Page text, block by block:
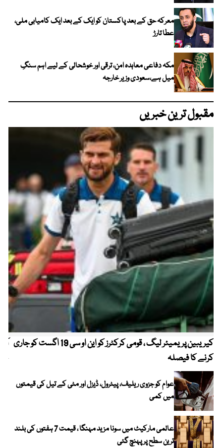
معرکہ حق کے بعد پاکستان کو ایک کے بعد ایک کامیابی ملی،
عطا تارڑ
مکہ دفاعی معاہدہ امن، ترقی اور خوشحالی کے لیے اہم سنگِ
میل ہے،سعودی وزیر خارجہ
مقبول ترین خبریں
کیریبین پریمیئر لیگ ، قومی کرکٹرز کو این او سی 19 اگست کو جاری
کرنے کا فیصلہ
عوام کو جزوی ریلیف، پیٹرول، ڈیزل اور مٹی کے تیل کی قیمتوں
میں کمی
عالمی مارکیٹ میں سونا مزید مہنگا ، قیمت 7 ہفتوں کی بلند
ترین سطح پر پہنچ گئی